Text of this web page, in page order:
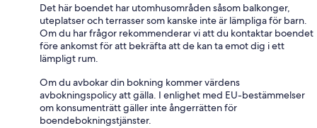
Det här boendet har utomhusområden såsom balkonger,
uteplatser och terrasser som kanske inte är lämpliga för barn.
Om du har frågor rekommenderar vi att du kontaktar boendet
före ankomst för att bekräfta att de kan ta emot dig i ett
lämpligt rum.
Om du avbokar din bokning kommer värdens
avbokningspolicy att gälla. I enlighet med EU-bestämmelser
om konsumenträtt gäller inte ångerrätten för
boendebokningstjänster.